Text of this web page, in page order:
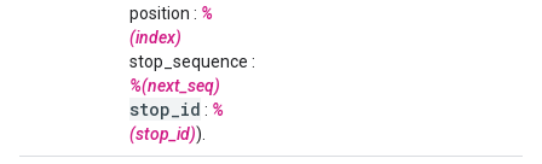
position : %
(index)
stop_sequence :
%(next_seq)
stop id : %
(stop_id)).